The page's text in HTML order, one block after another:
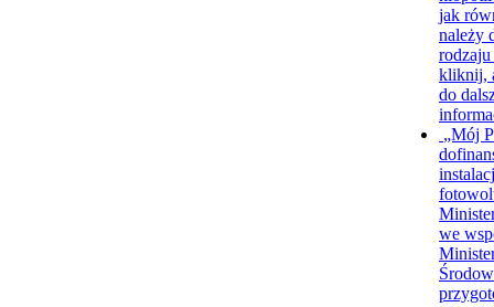
jak
należy
kliknij,
do
„Mój
we